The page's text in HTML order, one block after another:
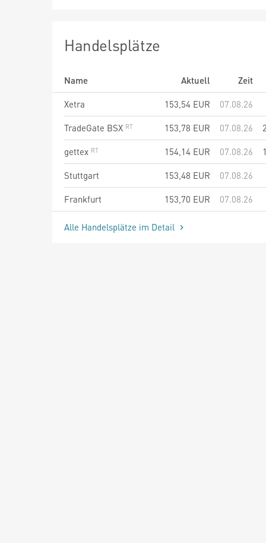
Handelsplätze
Name Aktuell
Zeit
Xetra
153,54 EUR
07.08.26
TradeGate BSX
153,78 EUR 07.08.26
gettex
154,14 EUR 07.08.26
Stuttgart
153,48 EUR
07.08.26
Frankfurt
153,70 EUR 07.08.26
Alle Handelsplätze im Detail